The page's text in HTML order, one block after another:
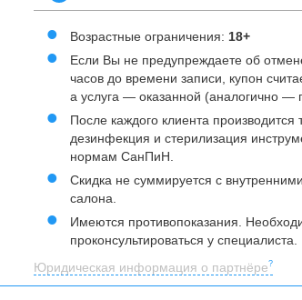
Возрастные ограничения: 18+
Если Вы не предупреждаете об
часов до времени записи, купон
а услуга — оказанной (аналогично —
После каждого клиента производится
дезинфекция и стерилизация
нормам СанПиН.
Скидка не суммируется с
салона.
Имеются противопоказания.
проконсультироваться у специалиста.
Юридическая информация о партнёре